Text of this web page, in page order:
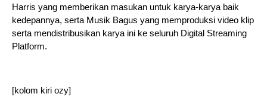
Harris yang memberikan masukan untuk karya-karya baik
kedepannya, serta Musik Bagus yang memproduksi video klip
serta mendistribusikan karya ini ke seluruh Digital Streaming
Platform.
[kolom kiri ozy]